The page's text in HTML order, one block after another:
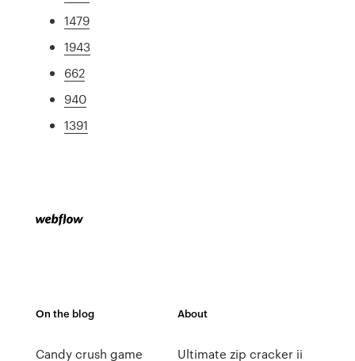
1479
1943
662
940
1391
On the blog
Candy crush game
About
Ultimate zip cracker ii